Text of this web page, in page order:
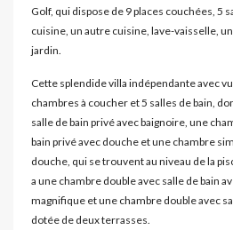
Golf, qui dispose de 9 places couchées, 5
cuisine, un autre cuisine, lave-vaisselle,
jardin.
Cette splendide villa indépendante avec
chambres à coucher et 5 salles de bain,
salle de bain privé avec baignoire, une
bain privé avec douche et une chambre
douche, qui se trouvent au niveau de la
a une chambre double avec salle de bain
magnifique et une chambre double avec
dotée de deux terrasses.